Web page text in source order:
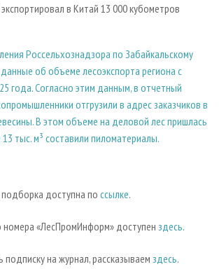
в Китай 13 000 кубометров
Россельхознадзора по Забайкальскому
об объеме лесоэкспорта региона с
года. Согласно этим данным, в отчетный
отгрузили в адрес заказчиков в
В этом объеме на деловой лес пришлась
тыс. м³ составили пиломатериалы.
доступна по ссылке.
номера «ЛесПромИнформ» доступен здесь.
на журнал, рассказываем здесь.